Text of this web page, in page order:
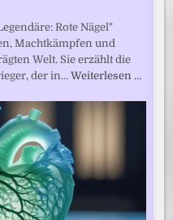
Rote Nägel"
Machtkämpfen und
Welt. Sie erzählt die
der in…Weiterlesen …